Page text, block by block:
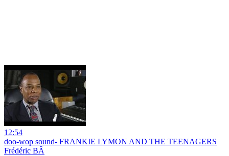
12:54
doo-wop sound- FRANKIE LYMON AND THE TEENAGERS
Frédéric BÂ